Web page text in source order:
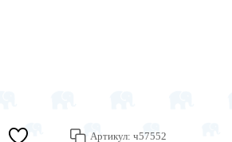
Артикул: ч57552